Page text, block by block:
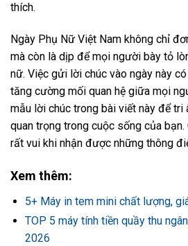
thích.
Ngày Phụ Nữ Việt Nam không chỉ
mà còn là dịp để mọi người bày tỏ
nữ. Việc gửi lời chúc vào ngày này
tăng cường mối quan hệ giữa mọi
mẫu lời chúc trong bài viết này để tri
quan trọng trong cuộc sống của
rất vui khi nhận được những thông
Xem thêm:
5+ Máy in tem mini chất lượng,
TOP 5 máy tính tiền quầy thu
2026